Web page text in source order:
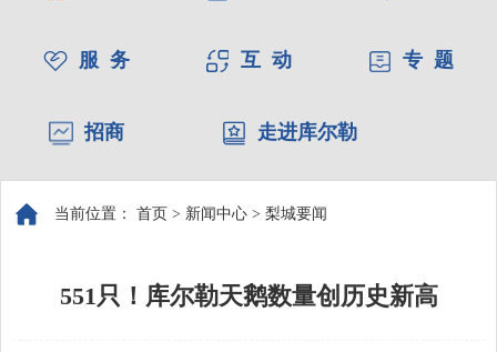
服 务 互 动 专 题
招商 走进库尔勒
当前位置： 首页 > 新闻中心 > 梨城要闻
551只！库尔勒天鹅数量创历史新高